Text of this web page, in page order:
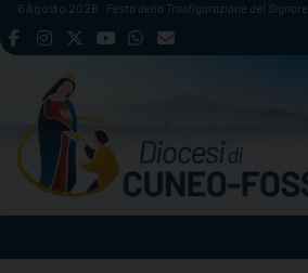
Skip
to
6 Agosto 2026 Festa della Trasfigurazione del Signore